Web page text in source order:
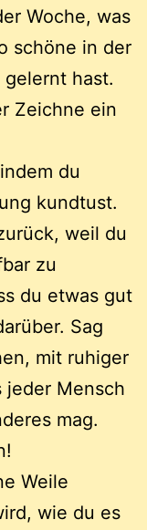
Woche, was
schöne in der
gelernt hast.
Zeichne ein
du
kundtust.
weil du
zu
du etwas gut
Sag
mit ruhiger
jeder Mensch
mag.
Weile
wie du es